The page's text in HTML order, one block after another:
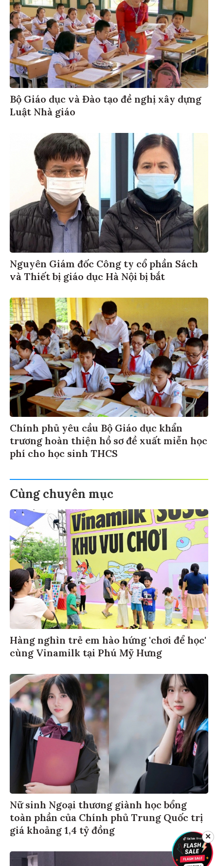
Bộ Giáo dục và Đào tạo đề nghị xây dựng
Luật Nhà giáo
Nguyên Giám đốc Công ty cổ phần Sách
và Thiết bị giáo dục Hà Nội bị bắt
Chính phủ yêu cầu Bộ Giáo dục khẩn
trương hoàn thiện hồ sơ đề xuất miễn học
phí cho học sinh THCS
Cùng chuyên mục
Hàng nghìn trẻ em hào hứng 'chơi để học'
cùng Vinamilk tại Phú Mỹ Hưng
Nữ sinh Ngoại thương giành học bổng
toàn phần của Chính phủ Trung Quốc trị
giá khoảng 1,4 tỷ đồng
✕